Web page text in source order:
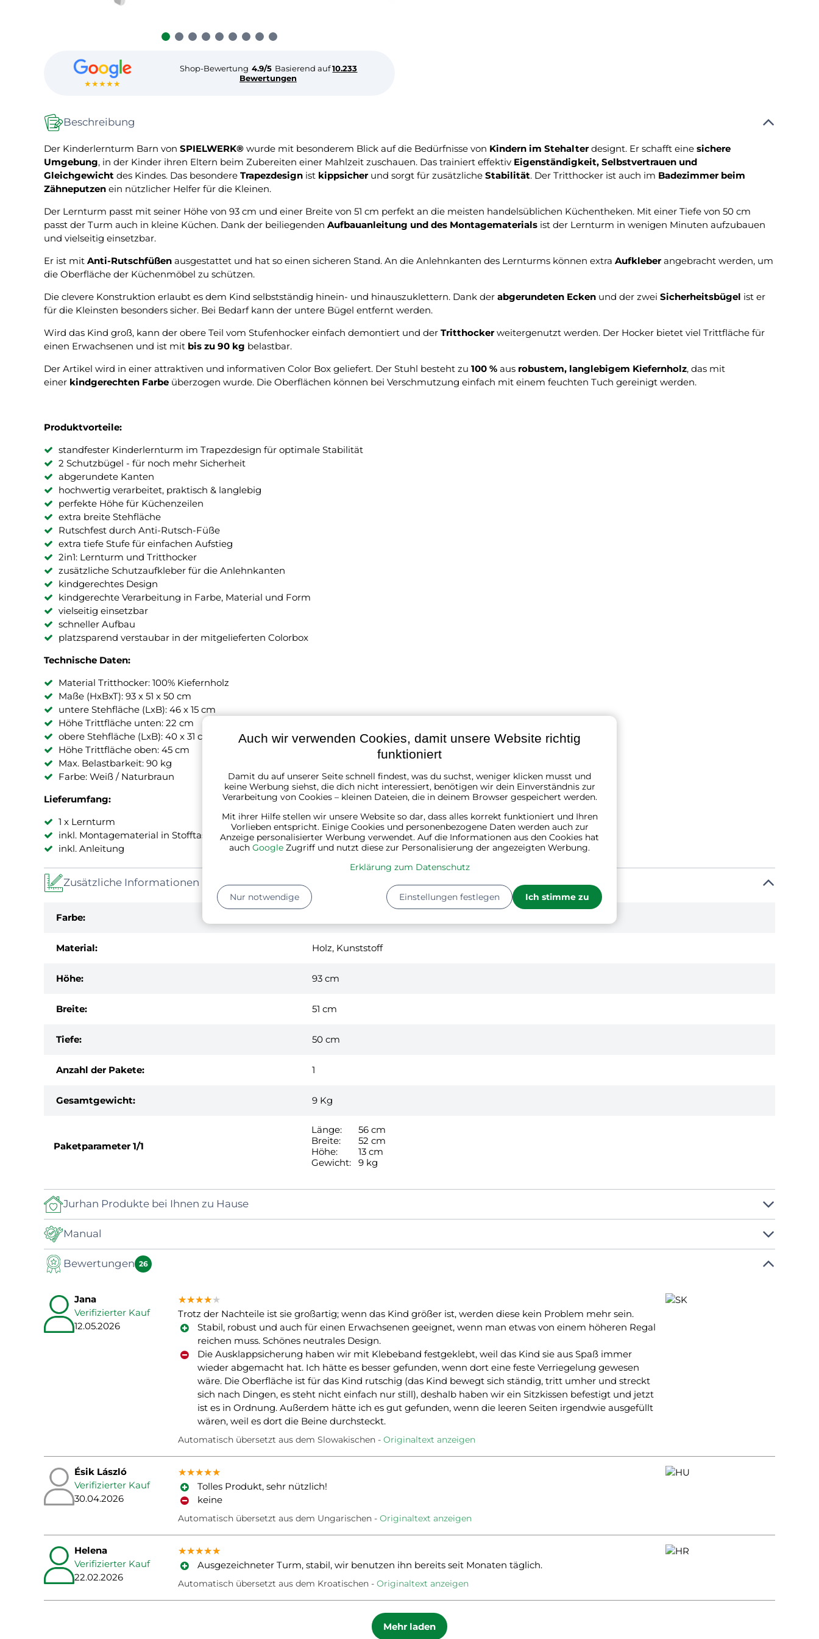
★★★★★
Shop-Bewertung 4.9/5 Basierend auf10.233
Bewertungen
Beschreibung
Der Kinderlernturm Barn von SPIELWERK® wurde mit besonderem Blick auf die Bedürfnisse von Kindern im Stehalterdesignt. Er schafft eine sichere
Umgebung, in der Kinder ihren Eltern beim Zubereiten einer Mahlzeit zuschauen. Das trainiert effektiv Eigenständigkeit, Selbstvertrauen und
Gleichgewicht des Kindes. Das besondere Trapezdesign ist kippsicherund sorgt für zusätzliche Stabilität. Der Tritthocker ist auch im Badezimmer beim
Zähneputzen ein nützlicher Helfer für die Kleinen.
Der Lernturm passt mit seiner Höhe von 93 cm und einer Breite von 51 cm perfekt an die meisten handelsüblichen Küchentheken. Mit einer Tiefe von 50 cm
passt der Turm auch in kleine Küchen. Dank der beiliegenden Aufbauanleitung und des Montagematerials ist der Lernturm in wenigen Minuten aufzubauen
und vielseitig einsetzbar.
Er ist mit Anti-Rutschfüßen ausgestattet und hat so einen sicheren Stand. An die Anlehnkanten des Lernturms können extra Aufkleberangebracht werden, um
die Oberfläche der Küchenmöbel zu schützen.
Die clevere Konstruktion erlaubt es dem Kind selbstständig hinein- und hinauszuklettern. Dank der abgerundeten Ecken und der zwei Sicherheitsbügel ist er
für die Kleinsten besonders sicher. Bei Bedarf kann der untere Bügel entfernt werden.
Wird das Kind groß, kann der obere Teil vom Stufenhocker einfach demontiert und der Tritthockerweitergenutzt werden. Der Hocker bietet viel Trittfläche für
einen Erwachsenen und ist mit bis zu 90 kg belastbar.
Der Artikel wird in einer attraktiven und informativen Color Box geliefert. Der Stuhl besteht zu 100 % aus robustem, langlebigem Kiefernholz, das mit
einer kindgerechten Farbe überzogen wurde. Die Oberflächen können bei Verschmutzung einfach mit einem feuchten Tuch gereinigt werden.
Produktvorteile:
standfester Kinderlernturm im Trapezdesign für optimale Stabilität
2 Schutzbügel - für noch mehr Sicherheit
abgerundete Kanten
hochwertig verarbeitet, praktisch & langlebig
perfekte Höhe für Küchenzeilen
extra breite Stehfläche
Rutschfest durch Anti-Rutsch-Füße
extra tiefe Stufe für einfachen Aufstieg
2in1: Lernturm und Tritthocker
zusätzliche Schutzaufkleber für die Anlehnkanten
kindgerechtes Design
kindgerechte Verarbeitung in Farbe, Material und Form
vielseitig einsetzbar
schneller Aufbau
platzsparend verstaubar in der mitgelieferten Colorbox
Technische Daten:
Material Tritthocker: 100% Kiefernholz
Maße (HxBxT): 93 x 51 x 50 cm
untere Stehfläche (LxB): 46 x 15 cm
Höhe Trittfläche unten: 22 cm
obere Stehfläche (LxB): 40 x 31 cm
Höhe Trittfläche oben: 45 cm
Max. Belastbarkeit: 90 kg
Farbe: Weiß / Naturbraun
Lieferumfang:
1 x Lernturm
inkl. Montagematerial in Stofftasche
inkl. Anleitung
Zusätzliche Informationen
Farbe:
Material: Holz, Kunststoff
Höhe: 93 cm
Breite: 51 cm
Tiefe: 50 cm
Anzahl der Pakete: 1
Gesamtgewicht: 9 Kg
Paketparameter1/1
Länge:
56 cm
Breite:
52 cm
Höhe:
13 cm
Gewicht:
9 kg
Jurhan Produkte bei Ihnen zu Hause
Manual
Manuál
Bewertungen 26
Jana
Verifizierter Kauf
12.05.2026
★★★★★
★★★★★
★★★★★
Trotz der Nachteile ist sie großartig; wenn das Kind größer ist, werden diese kein Problem mehr sein.
Stabil, robust und auch für einen Erwachsenen geeignet, wenn man etwas von einem höheren Regal
reichen muss. Schönes neutrales Design.
Die Ausklappsicherung haben wir mit Klebeband festgeklebt, weil das Kind sie aus Spaß immer
wieder abgemacht hat. Ich hätte es besser gefunden, wenn dort eine feste Verriegelung gewesen
wäre. Die Oberfläche ist für das Kind rutschig (das Kind bewegt sich ständig, tritt umher und streckt
sich nach Dingen, es steht nicht einfach nur still), deshalb haben wir ein Sitzkissen befestigt und jetzt
ist es in Ordnung. Außerdem hätte ich es gut gefunden, wenn die leeren Seiten irgendwie ausgefüllt
wären, weil es dort die Beine durchsteckt.
Automatisch übersetzt aus dem Slowakischen Originaltext anzeigen
Ésik László
Verifizierter Kauf
30.04.2026
★★★★★
★★★★★
★★★★★
Tolles Produkt, sehr nützlich!
keine
Automatisch übersetzt aus dem Ungarischen Originaltext anzeigen
Helena
Verifizierter Kauf
22.02.2026
★★★★★
★★★★★
★★★★★
Ausgezeichneter Turm, stabil, wir benutzen ihn bereits seit Monaten täglich.
Automatisch übersetzt aus dem Kroatischen Originaltext anzeigen
Mehr laden
Auch wir verwenden Cookies, damit unsere Website richtig
funktioniert
Damit du auf unserer Seite schnell findest, was du suchst, weniger klicken musst und
keine Werbung siehst, die dich nicht interessiert, benötigen wir dein Einverständnis zur
Verarbeitung von Cookies – kleinen Dateien, die in deinem Browser gespeichert werden.
Mit ihrer Hilfe stellen wir unsere Website so dar, dass alles korrekt funktioniert und Ihren
Vorlieben entspricht. Einige Cookies und personenbezogene Daten werden auch zur
Anzeige personalisierter Werbung verwendet. Auf die Informationen aus den Cookies hat
auch Google Zugriff und nutzt diese zur Personalisierung der angezeigten Werbung.
Erklärung zum Datenschutz
Einstellungen festlegen Ich stimme zu
Nur notwendige